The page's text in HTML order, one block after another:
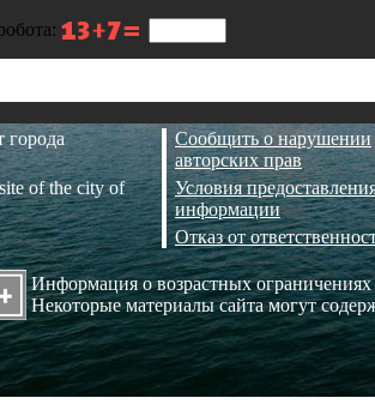
города
of the city of
Сообщить о нарушении
авторских прав
Условия
информации
Отказ от
Информация о возрастных
Некоторые материалы сайта могут